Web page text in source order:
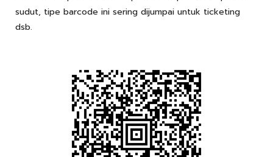
sudut, tipe barcode ini sering dijumpai untuk ticketing
dsb.